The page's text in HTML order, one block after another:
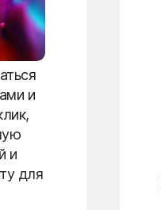
и
и
для